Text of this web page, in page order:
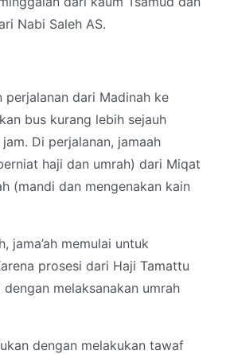
Nabi Saleh AS.
perjalanan dari Madinah ke
bus kurang lebih sejauh
Di perjalanan, jamaah
haji dan umrah) dari Miqat
(mandi dan mengenakan kain
jama’ah memulai untuk
prosesi dari Haji Tamattu
melaksanakan umrah
dengan melakukan tawaf